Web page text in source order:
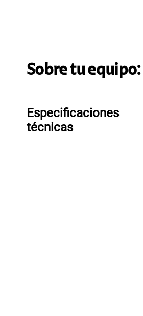
Sobre tu equipo:
Especificaciones
técnicas